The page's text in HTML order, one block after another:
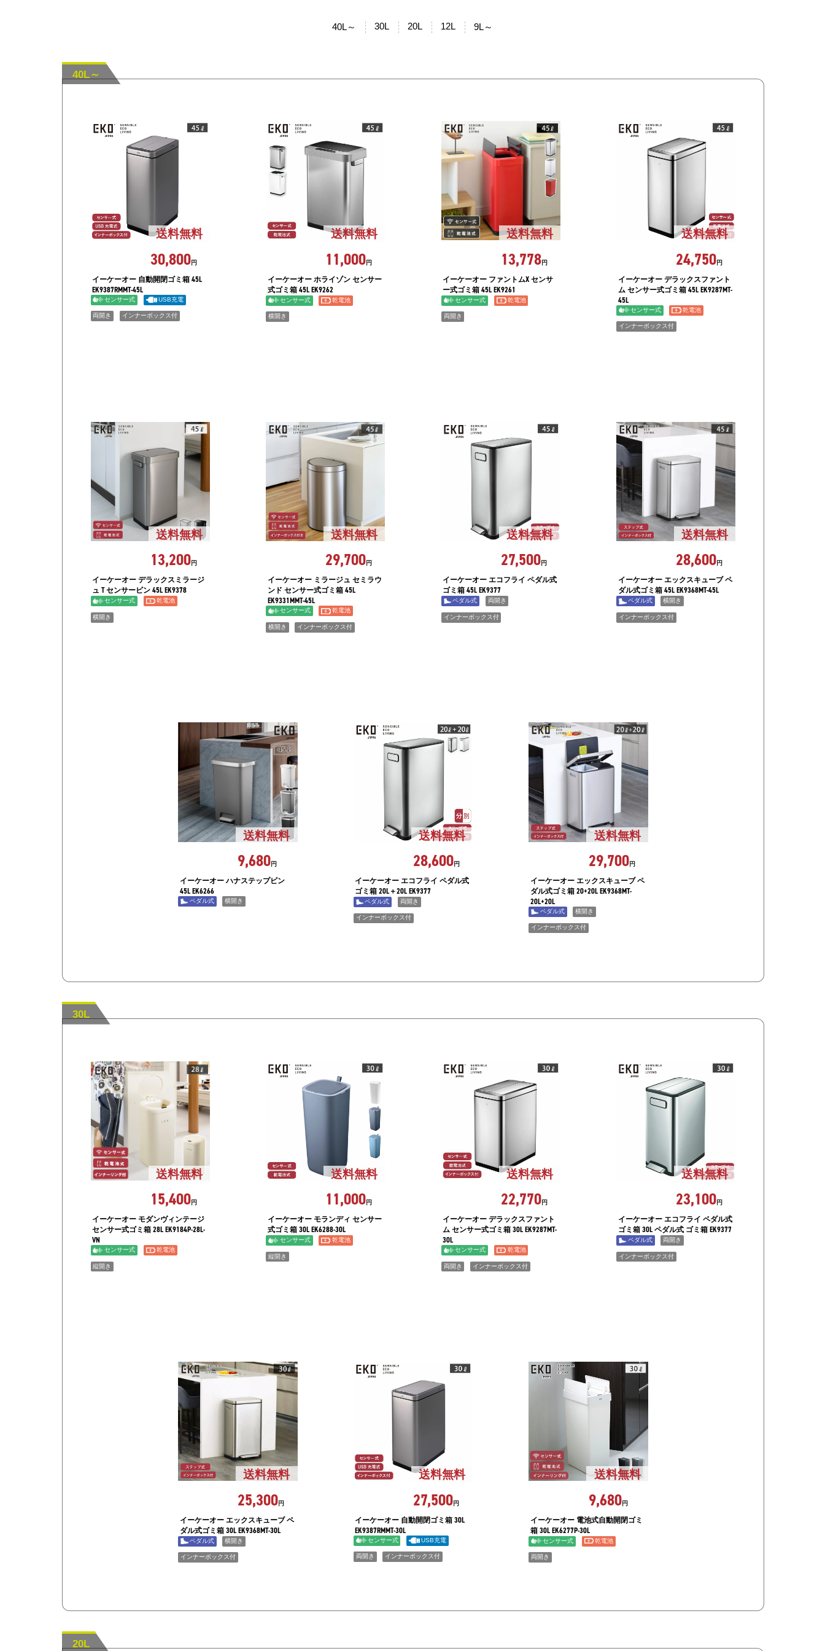
40L～ 30L 20L 12L 9L～
40L～
送料無料
30,800円
イーケーオー 自動開閉ゴミ箱 45L
EK9387RMMT-45L
センサー式 USB充電
両開き インナーボックス付
送料無料
11,000円
イーケーオー ホライゾン センサー
式ゴミ箱 45L EK9262
センサー式 乾電池
横開き
送料無料
13,778円
イーケーオー ファントムX センサ
ー式ゴミ箱 45L EK9261
センサー式 乾電池
両開き
送料無料
24,750円
イーケーオー デラックスファント
ム センサー式ゴミ箱 45L EK9287MT-
45L
センサー式 乾電池
インナーボックス付
送料無料
13,200円
イーケーオー デラックスミラージ
ュ T センサービン 45L EK9378
センサー式 乾電池
横開き
送料無料
29,700円
イーケーオー ミラージュ セミラウ
ンド センサー式ゴミ箱 45L
EK9331MMT-45L
センサー式 乾電池
横開き インナーボックス付
送料無料
27,500円
イーケーオー エコフライ ペダル式
ゴミ箱 45L EK9377
ペダル式 両開き
インナーボックス付
送料無料
28,600円
イーケーオー エックスキューブ ペ
ダル式ゴミ箱 45L EK9368MT-45L
ペダル式 横開き
インナーボックス付
送料無料
9,680円
イーケーオー ハナステップビン
45L EK6266
ペダル式 横開き
送料無料
28,600円
イーケーオー エコフライ ペダル式
ゴミ箱 20L＋20L EK9377
ペダル式 両開き
インナーボックス付
送料無料
29,700円
イーケーオー エックスキューブ ペ
ダル式ゴミ箱 20+20L EK9368MT-
20L+20L
ペダル式 横開き
インナーボックス付
30L
送料無料
15,400円
イーケーオー モダンヴィンテージ
センサー式ゴミ箱 28L EK9184P-28L-
VN
センサー式 乾電池
縦開き
送料無料
11,000円
イーケーオー モランディ センサー
式ゴミ箱 30L EK6288-30L
センサー式 乾電池
縦開き
送料無料
22,770円
イーケーオー デラックスファント
ム センサー式ゴミ箱 30L EK9287MT-
30L
センサー式 乾電池
両開き インナーボックス付
送料無料
23,100円
イーケーオー エコフライ ペダル式
ゴミ箱 30L ペダル式 ゴミ箱 EK9377
ペダル式 両開き
インナーボックス付
送料無料
25,300円
イーケーオー エックスキューブ ペ
ダル式ゴミ箱 30L EK9368MT-30L
ペダル式 横開き
インナーボックス付
送料無料
27,500円
イーケーオー 自動開閉ゴミ箱 30L
EK9387RMMT-30L
センサー式 USB充電
両開き インナーボックス付
送料無料
9,680円
イーケーオー 電池式自動開閉ゴミ
箱 30L EK6277P-30L
センサー式 乾電池
両開き
20L